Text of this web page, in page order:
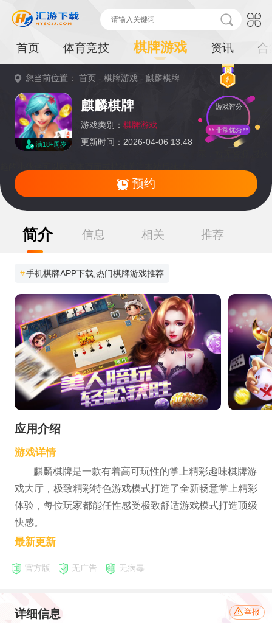
首页 体育竞技 棋牌游戏 资讯 合
您当前位置：首页 -棋牌游戏 - 麒麟棋牌
满18+周岁
麒麟棋牌
游戏类别： 棋牌游戏
更新时间：2026-04-06 13:48
游戏评分
非常优秀
预约
提
简介 信息 相关 推荐
#手机棋牌APP下载,热门棋牌游戏推荐
应用介绍
游戏详情
麒麟棋牌是一款有着高可玩性的掌上精彩趣味棋牌游
戏大厅，极致精彩特色游戏模式打造了全新畅意掌上精彩
体验，每位玩家都能任性感受极致舒适游戏模式打造顶级
快感。
最新更新
官方版 无广告 无病毒
详细信息 举报